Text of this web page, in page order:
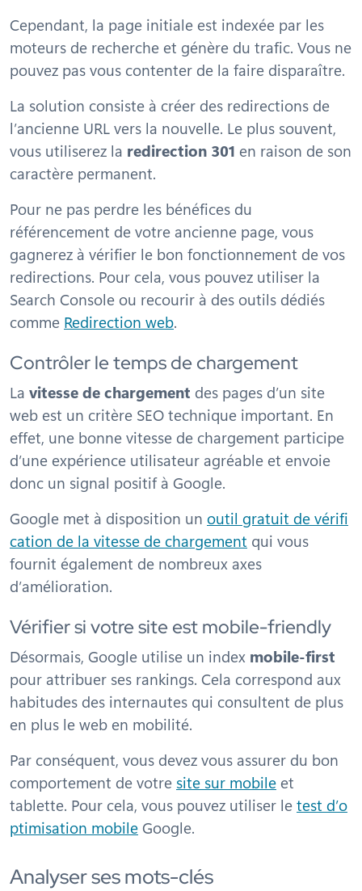
Cependant, la page initiale est indexée par les
moteurs de recherche et génère du trafic. Vous ne
pouvez pas vous contenter de la faire disparaître.
La solution consiste à créer des redirections de
l’ancienne URL vers la nouvelle. Le plus souvent,
vous utiliserez la redirection 301 en raison de son
caractère permanent.
Pour ne pas perdre les bénéfices du
référencement de votre ancienne page, vous
gagnerez à vérifier le bon fonctionnement de vos
redirections. Pour cela, vous pouvez utiliser la
Search Console ou recourir à des outils dédiés
comme Redirection web.
Contrôler le temps de chargement
La vitesse de chargement des pages d’un site
web est un critère SEO technique important. En
effet, une bonne vitesse de chargement participe
d’une expérience utilisateur agréable et envoie
donc un signal positif à Google.
Google met à disposition un outil gratuit de vérifi
cation de la vitesse de chargement qui vous
fournit également de nombreux axes
d’amélioration.
Vérifier si votre site est mobile-friendly
Désormais, Google utilise un index mobile-first
pour attribuer ses rankings. Cela correspond aux
habitudes des internautes qui consultent de plus
en plus le web en mobilité.
Par conséquent, vous devez vous assurer du bon
comportement de votre site sur mobile et
tablette. Pour cela, vous pouvez utiliser letest d’o
ptimisation mobile Google.
Analyser ses mots-clés